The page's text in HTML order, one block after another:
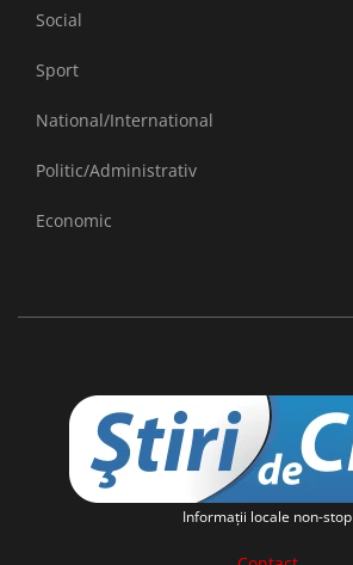
Social
Sport
National/International
Politic/Administrativ
Economic
Informaţii locale non-stop